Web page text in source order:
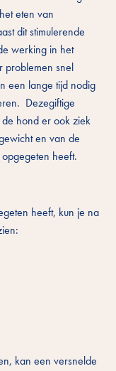
eten van
dit stimulerende
werking in het
problemen snel
een lange tijd nodig
Dezegiftige
hond er ook ziek
en van de
heeft.
heeft, kun je na
kan een versnelde